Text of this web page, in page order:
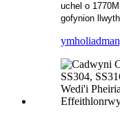
uchel o
gofynion
ymholiad